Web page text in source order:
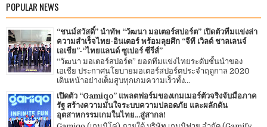
POPULAR NEWS
“ชนม์สวัสดิ์” นำทัพ “วัฒนา มอเตอร์สปอร์ต” เปิดตัวทีมแข่งล่า
ความสำเร็จไทย-อินเตอร์ พร้อมลุยศึก “จีที เวิลด์ ชาลเลนจ์
เอเชีย”-“ไทยแลนด์ ซูเปอร์ ซีรีส์”
“วัฒนา มอเตอร์สปอร์ต” ยอดทีมแข่งไทยระดับชั้นนำของ
เอเชีย ประกาศนโยบายมอเตอร์สปอร์ตประจำฤดูกาล 2020
เดินหน้าอย่างเต็มสูบทุกเกมความเร็วทั้ง...
เปิดตัว “Gamiqo” แพลตฟอร์มของเกมเมอร์ตัวจริงจับมือภาค
รัฐ สร้างความมั่นใจระบบความปลอดภัย และผลักดัน
อุตสาหกรรมเกมในไทย...สู่สากล!